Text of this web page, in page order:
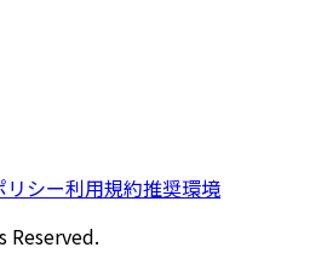
リシー利用規約推奨環境
Reserved.